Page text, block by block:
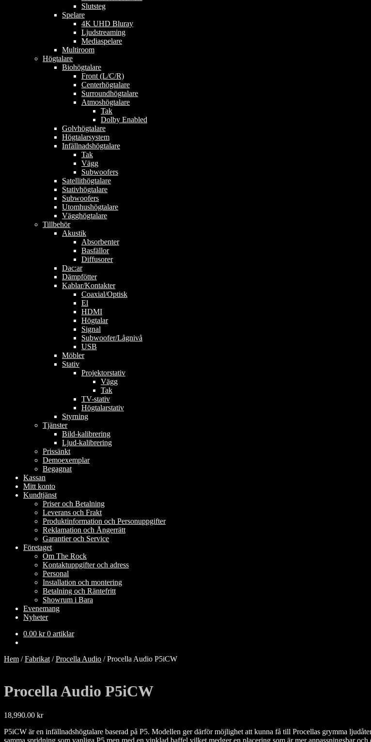
Slutsteg
Spelare
4K UHD Bluray
Ljudstreaming
Mediaspelare
Multiroom
Högtalare
Biohögtalare
Front (L/C/R)
Centerhögtalare
Surroundhögtalare
Atmoshögtalare
Tak
Dolby Enabled
Golvhögtalare
Högtalarsystem
Infällnadshögtalare
Tak
Vägg
Subwoofers
Satellithögtalare
Stativhögtalare
Subwoofers
Utomhushögtalare
Vägghögtalare
Tillbehör
Akustik
Absorbenter
Basfällor
Diffusorer
Dac:ar
Dämpfötter
Kablar/Kontakter
Coaxial/Optisk
El
HDMI
Högtalar
Signal
Subwoofer/Lågnivå
USB
Möbler
Stativ
Projektorstativ
Vägg
Tak
TV-stativ
Högtalarstativ
Styrning
Tjänster
Bild-kalibrering
Ljud-kalibrering
Prissänkt
Demoexemplar
Begagnat
Kassan
Mitt konto
Kundtjänst
Priser och Betalning
Leverans och Frakt
Produktinformation och Personuppgifter
Reklamation och Ångerrätt
Garantier och Service
Företaget
Om The Rock
Kontaktuppgifter och adress
Personal
Installation och montering
Betalning och Räntefritt
Showrum i Bara
Evenemang
Nyheter
0.00 kr 0 artiklar
Hem /Fabrikat /Procella Audio /Procella Audio P5iCW
Procella Audio P5iCW
18,990.00 kr
P5iCW är en infällnadshögtalare baserad på P5. Modellen ger därför möjlighet att kunna få till Procellas grymma
samma spridning som vanliga P5 men med en vinklad baffel vilket medger en placering som är mer anpassningsbar